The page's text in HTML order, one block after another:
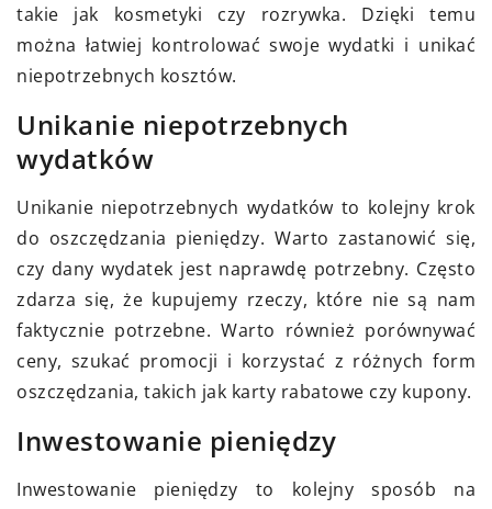
takie jak kosmetyki czy rozrywka. Dzięki temu
można łatwiej kontrolować swoje wydatki i unikać
niepotrzebnych kosztów.
Unikanie niepotrzebnych
wydatków
Unikanie niepotrzebnych wydatków to kolejny krok
do oszczędzania pieniędzy. Warto zastanowić się,
czy dany wydatek jest naprawdę potrzebny. Często
zdarza się, że kupujemy rzeczy, które nie są nam
faktycznie potrzebne. Warto również porównywać
ceny, szukać promocji i korzystać z różnych form
oszczędzania, takich jak karty rabatowe czy kupony.
Inwestowanie pieniędzy
Inwestowanie pieniędzy to kolejny sposób na